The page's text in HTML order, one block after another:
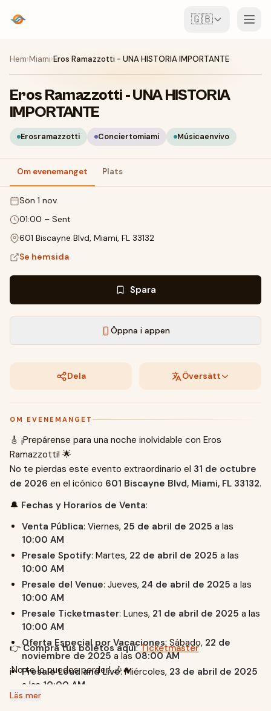
🇬🇧
Event
Karta
Ställen
För arrangörer
Skapa event
Hem›Miami›Eros Ramazzotti - UNA HISTORIA IMPORTANTE
Eros Ramazzotti - UNA HISTORIA
IMPORTANTE
Erosramazzotti Conciertomiami Músicaenvivo
Om evenemanget Plats
sön 1 nov.
01:00 – Sent
601 Biscayne Blvd, Miami, FL 33132
Se hemsida
Spara
Öppna i appen
Dela Översätt
OM EVENEMANGET
🎸 ¡Prepárense para una noche inolvidable con Eros
Ramazzotti! 🌟
No te pierdas este evento extraordinario el 31 de octubre
de 2026 en el icónico 601 Biscayne Blvd, Miami, FL 33132.
🔔 Fechas y Horarios de Venta:
Venta Pública: Viernes, 25 de abril de 2025 a las
10:00 AM
Presale Spotify: Martes, 22 de abril de 2025 a las
10:00 AM
Presale del Venue: Jueves, 24 de abril de 2025 a las
10:00 AM
Presale Ticketmaster: Lunes, 21 de abril de 2025 a las
10:00 AM
Oferta Especial por Vacaciones: Sábado, 22 de
noviembre de 2025 a las 08:00 AM
Presale Loud and Live: Miércoles, 23 de abril de 2025
a las 10:00 AM
Presale de Oferta de Asiento Central
👉Compra tus boletos aquí:Ticketmaster
¡No te lo puedes perder! 🎶🔥
Läs mer